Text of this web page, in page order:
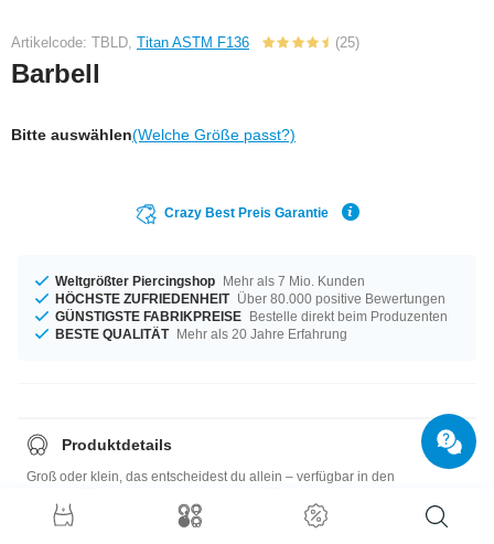
Artikelcode: TBLD, Titan ASTM F136 (25)
Barbell
Bitte auswählen(Welche Größe passt?)
Crazy Best Preis Garantie
Weltgrößter Piercingshop Mehr als 7 Mio. Kunden
HÖCHSTE ZUFRIEDENHEIT Über 80.000 positive Bewertungen
GÜNSTIGSTE FABRIKPREISE Bestelle direkt beim Produzenten
BESTE QUALITÄT Mehr als 20 Jahre Erfahrung
Produktdetails
Groß oder klein, das entscheidest du allein – verfügbar in den
Lager vorrätig. Wähle deine Lieblingsfarbe, zum Beispiel Kobalt oder
Gelb. Bei den Aufsätzen hast du die Wahl: 3 mm bis 5 mm - was passt am